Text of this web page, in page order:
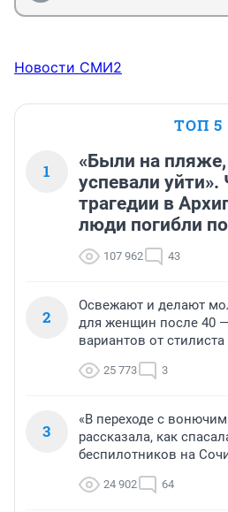
Новости СМИ2
ТОП 5
1
«Были на
успевали уйти».
трагедии в
люди погибли
107 962 43
2
Освежают и делают
для женщин после 40
вариантов от стилиста
25 773 3
3
«В переходе с
рассказала, как
беспилотников на
24 902 64